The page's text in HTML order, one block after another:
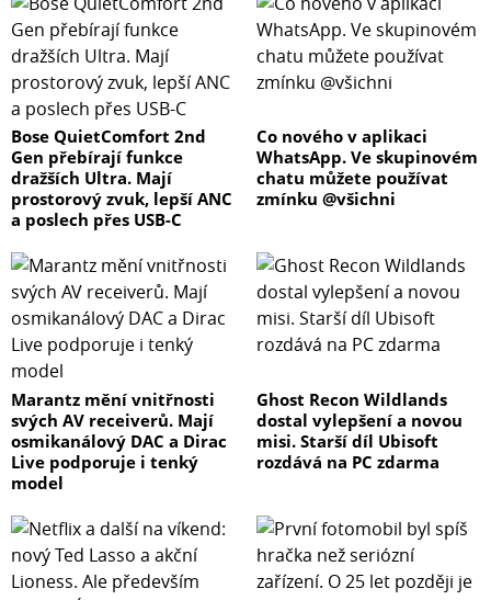
Bose QuietComfort 2nd
Gen přebírají funkce
dražších Ultra. Mají
prostorový zvuk, lepší ANC
a poslech přes USB-C
Co nového v aplikaci
WhatsApp. Ve skupinovém
chatu můžete používat
zmínku @všichni
Marantz mění vnitřnosti
svých AV receiverů. Mají
osmikanálový DAC a Dirac
Live podporuje i tenký
model
Ghost Recon Wildlands
dostal vylepšení a novou
misi. Starší díl Ubisoft
rozdává na PC zdarma